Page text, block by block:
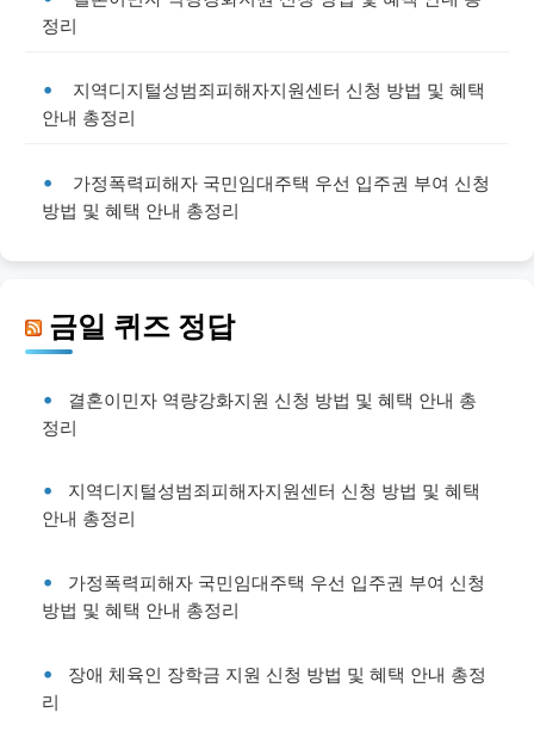
정리
지역디지털성범죄피해자지원센터 신청 방법 및 혜택
안내 총정리
가정폭력피해자 국민임대주택 우선 입주권 부여 신청
방법 및 혜택 안내 총정리
금일 퀴즈 정답
결혼이민자 역량강화지원 신청 방법 및 혜택 안내 총
정리
지역디지털성범죄피해자지원센터 신청 방법 및 혜택
안내 총정리
가정폭력피해자 국민임대주택 우선 입주권 부여 신청
방법 및 혜택 안내 총정리
장애 체육인 장학금 지원 신청 방법 및 혜택 안내 총정
리